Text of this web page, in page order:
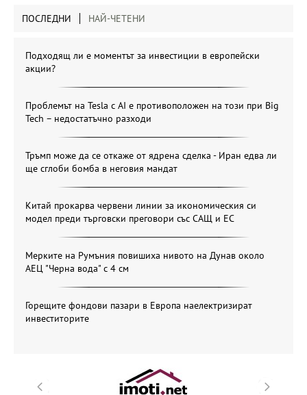
ПОСЛЕДНИ НАЙ-ЧЕТЕНИ
Подходящ ли е моментът за инвестиции в европейски
акции?
Проблемът на Tesla с AI е противоположен на този при Big
Tech – недостатъчно разходи
Тръмп може да се откаже от ядрена сделка - Иран едва ли
ще сглоби бомба в неговия мандат
Китай прокарва червени линии за икономическия си
модел преди търговски преговори със САЩ и ЕС
Мерките на Румъния повишиха нивото на Дунав около
АЕЦ "Черна вода" с 4 см
Горещите фондови пазари в Европа наелектризират
инвеститорите